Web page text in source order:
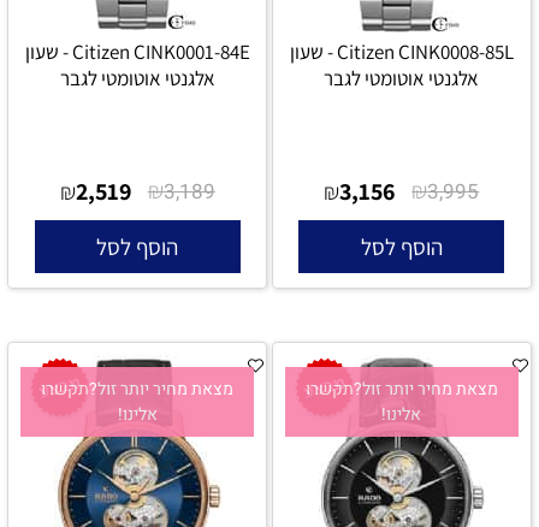
Citizen CINK0008-85L - שעון
אלגנטי אוטומטי לגבר
₪3,995
₪3,156
הוסף לסל
Citizen CINK0001-84E - שעון
אלגנטי אוטומטי לגבר
₪3,189
₪2,519
הוסף לסל
מצאת מחיר יותר זול?תקשרו
אלינו!
מצאת מחיר יותר זול?תקשרו
אלינו!